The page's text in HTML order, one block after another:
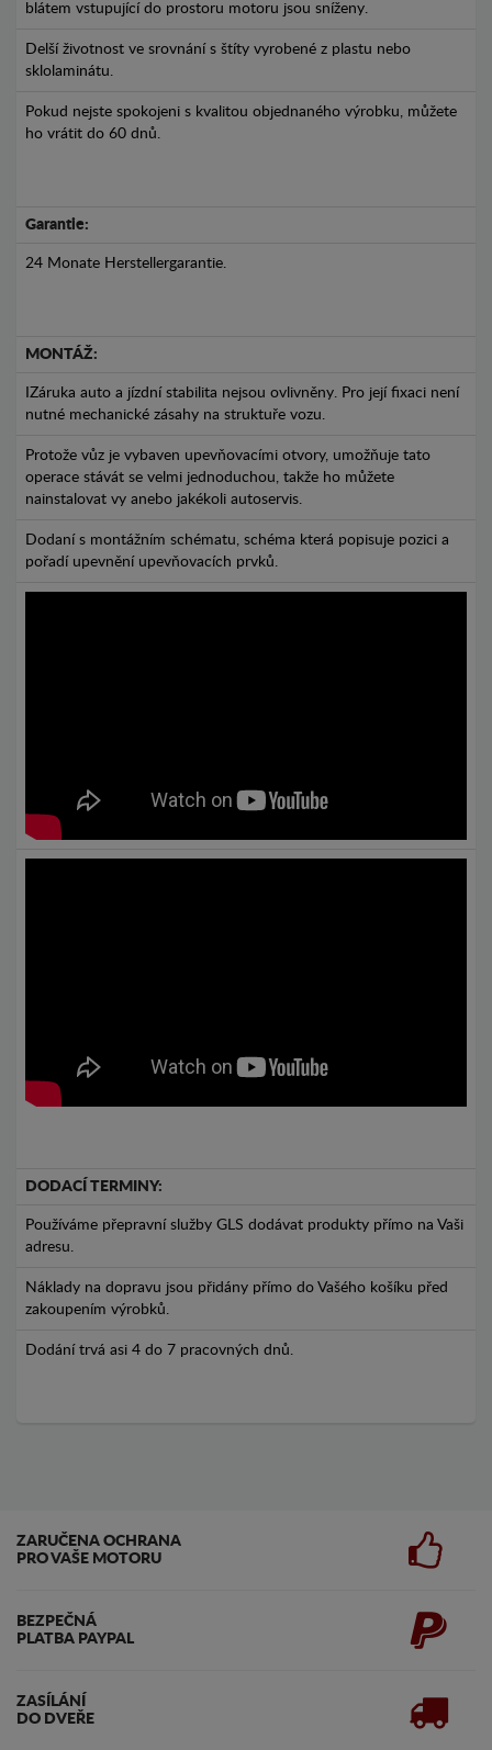
blátem vstupující do prostoru motoru jsou sníženy.
Delší životnost ve srovnání s štíty vyrobené z plastu nebo
sklolaminátu.
Pokud nejste spokojeni s kvalitou objednaného výrobku, můžete
ho vrátit do 60 dnů.
Garantie:
24 Monate Herstellergarantie.
MONTÁŽ:
IZáruka auto a jízdní stabilita nejsou ovlivněny. Pro její fixaci není
nutné mechanické zásahy na struktuře vozu.
Protože vůz je vybaven upevňovacími otvory, umožňuje tato
operace stávát se velmi jednoduchou, takže ho můžete
nainstalovat vy anebo jakékoli autoservis.
Dodaní s montážním schématu, schéma která popisuje pozici a
pořadí upevnění upevňovacích prvků.
DODACÍ TERMINY:
Používáme přepravní služby GLS dodávat produkty přímo na Vaši
adresu.
Náklady na dopravu jsou přidány přímo do Vašého košíku před
zakoupením výrobků.
Dodání trvá asi 4 do 7 pracovných dnů.
ZARUČENA OCHRANA
PRO VAŠE MOTORU
BEZPEČNÁ
PLATBA PAYPAL
ZASÍLÁNÍ
DO DVEŘE